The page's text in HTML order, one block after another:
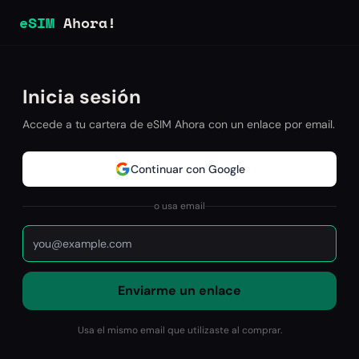
eSIM Ahora!
Inicia sesión
Accede a tu cartera de eSIM Ahora con un enlace por email.
Continuar con Google
o usa email
Enviarme un enlace
Usa el mismo email que utilizaste al comprar.